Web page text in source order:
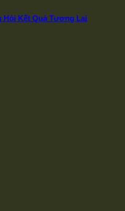
Hỏi Kết Quả Tương Lai